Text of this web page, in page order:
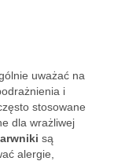
uważać na
i
często stosowane
dla wrażliwej
są
alergie,